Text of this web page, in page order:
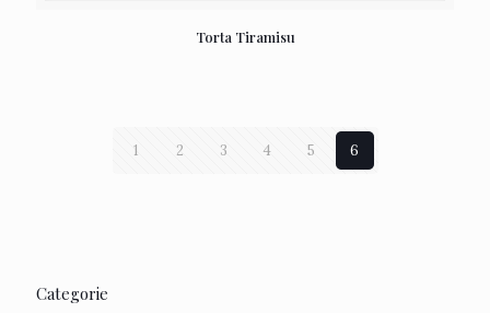
Torta Tiramisu
1 2 3 4 5 6
Categorie